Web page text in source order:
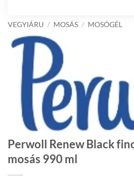
VEGYIÁRU / MOSÁS / MOSÓGÉL
Perwoll Renew Black
mosás 990 ml